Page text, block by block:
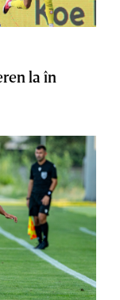
la în